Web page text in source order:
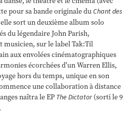
pour sa bande originale duChant des
sort un deuxième album solo
du légendaire John Parish,
sur le label Tak:Til
aux envolées cinématographiques
écorchées d'un Warren Ellis,
hors du temps, unique en son
une collaboration à distance
naîtra le EP The Dictator(sorti le 9